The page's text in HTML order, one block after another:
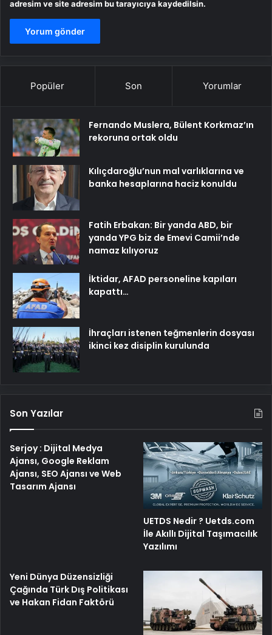
adresim ve site adresim bu tarayıcıya kaydedilsin.
Popüler Son Yorumlar
Fernando Muslera, Bülent Korkmaz’ın
rekoruna ortak oldu
Kılıçdaroğlu’nun mal varlıklarına ve
banka hesaplarına haciz konuldu
Fatih Erbakan: Bir yanda ABD, bir
yanda YPG biz de Emevi Camii’nde
namaz kılıyoruz
İktidar, AFAD personeline kapıları
kapattı…
İhraçları istenen teğmenlerin dosyası
ikinci kez disiplin kurulunda
Son Yazılar
Serjoy : Dijital Medya
Ajansı, Google Reklam
Ajansı, SEO Ajansı ve Web
Tasarım Ajansı
UETDS Nedir ? Uetds.com
İle Akıllı Dijital Taşımacılık
Yazılımı
Yeni Dünya Düzensizliği
Çağında Türk Dış Politikası
ve Hakan Fidan Faktörü